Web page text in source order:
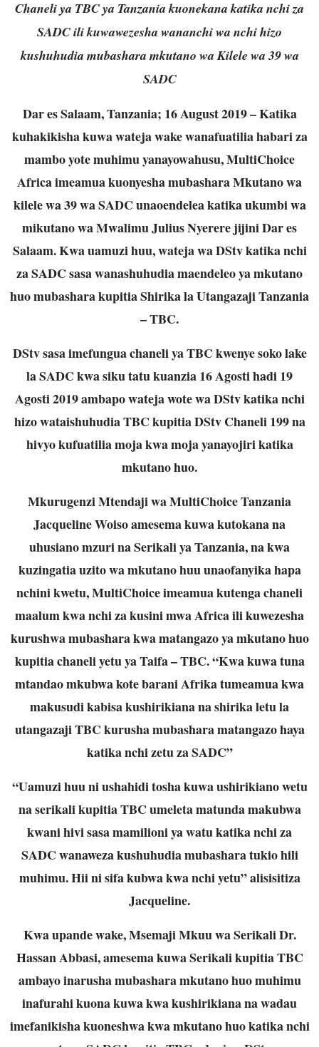
Chaneli ya TBC ya Tanzania kuonekana katika nchi za
SADC ili kuwawezesha wananchi wa nchi hizo
kushuhudia mubashara mkutano wa Kilele wa 39 wa
SADC
Dar es Salaam, Tanzania; 16 August 2019 – Katika
kuhakikisha kuwa wateja wake wanafuatilia habari za
mambo yote muhimu yanayowahusu, MultiChoice
Africa imeamua kuonyesha mubashara Mkutano wa
kilele wa 39 wa SADC unaoendelea katika ukumbi wa
mikutano wa Mwalimu Julius Nyerere jijini Dar es
Salaam. Kwa uamuzi huu, wateja wa DStv katika nchi
za SADC sasa wanashuhudia maendeleo ya mkutano
huo mubashara kupitia Shirika la Utangazaji Tanzania
– TBC.
DStv sasa imefungua chaneli ya TBC kwenye soko lake
la SADC kwa siku tatu kuanzia 16 Agosti hadi 19
Agosti 2019 ambapo wateja wote wa DStv katika nchi
hizo wataishuhudia TBC kupitia DStv Chaneli 199 na
hivyo kufuatilia moja kwa moja yanayojiri katika
mkutano huo.
Mkurugenzi Mtendaji wa MultiChoice Tanzania
Jacqueline Woiso amesema kuwa kutokana na
uhusiano mzuri na Serikali ya Tanzania, na kwa
kuzingatia uzito wa mkutano huu unaofanyika hapa
nchini kwetu, MultiChoice imeamua kutenga chaneli
maalum kwa nchi za kusini mwa Africa ili kuwezesha
kurushwa mubashara kwa matangazo ya mkutano huo
kupitia chaneli yetu ya Taifa – TBC. “Kwa kuwa tuna
mtandao mkubwa kote barani Afrika tumeamua kwa
makusudi kabisa kushirikiana na shirika letu la
utangazaji TBC kurusha mubashara matangazo haya
katika nchi zetu za SADC”
“Uamuzi huu ni ushahidi tosha kuwa ushirikiano wetu
na serikali kupitia TBC umeleta matunda makubwa
kwani hivi sasa mamilioni ya watu katika nchi za
SADC wanaweza kushuhudia mubashara tukio hili
muhimu. Hii ni sifa kubwa kwa nchi yetu” alisisitiza
Jacqueline.
Kwa upande wake, Msemaji Mkuu wa Serikali Dr.
Hassan Abbasi, amesema kuwa Serikali kupitia TBC
ambayo inarusha mubashara mkutano huo muhimu
inafurahi kuona kuwa kwa kushirikiana na wadau
imefanikisha kuoneshwa kwa mkutano huo katika nchi